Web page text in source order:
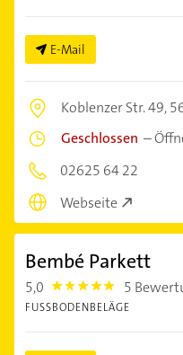
E-Mail
Koblenzer Str. 49,
Geschlossen –
02625 64 22
Webseite
Bembé Parkett
5,0 5.0 5
FUSSBODENBELÄGE